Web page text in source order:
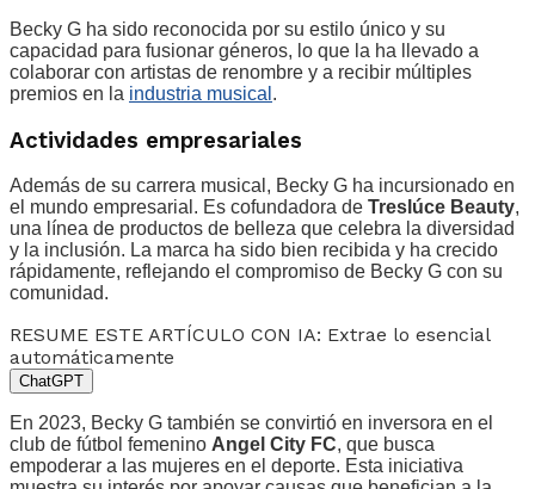
Becky G ha sido reconocida por su estilo único y su
capacidad para fusionar géneros, lo que la ha llevado a
colaborar con artistas de renombre y a recibir múltiples
premios en la industria musical .
Actividades empresariales
Además de su carrera musical, Becky G ha incursionado en
el mundo empresarial. Es cofundadora de Treslúce Beauty,
una línea de productos de belleza que celebra la diversidad
y la inclusión. La marca ha sido bien recibida y ha crecido
rápidamente, reflejando el compromiso de Becky G con su
comunidad.
RESUME ESTE ARTÍCULO CON IA: Extrae lo esencial
automáticamente
ChatGPT
En 2023, Becky G también se convirtió en inversora en el
club de fútbol femenino Angel City FC, que busca
empoderar a las mujeres en el deporte. Esta iniciativa